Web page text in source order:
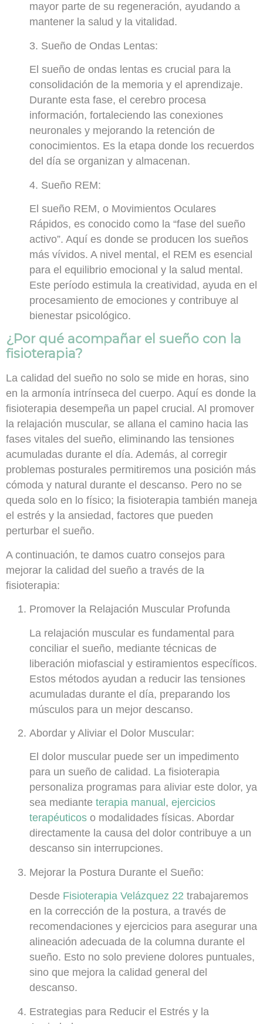
mayor parte de su regeneración, ayudando a
mantener la salud y la vitalidad.
3. Sueño de Ondas Lentas:
El sueño de ondas lentas es crucial para la
consolidación de la memoria y el aprendizaje.
Durante esta fase, el cerebro procesa
información, fortaleciendo las conexiones
neuronales y mejorando la retención de
conocimientos. Es la etapa donde los recuerdos
del día se organizan y almacenan.
4. Sueño REM:
El sueño REM, o Movimientos Oculares
Rápidos, es conocido como la “fase del sueño
activo”. Aquí es donde se producen los sueños
más vívidos. A nivel mental, el REM es esencial
para el equilibrio emocional y la salud mental.
Este período estimula la creatividad, ayuda en el
procesamiento de emociones y contribuye al
bienestar psicológico.
¿Por qué acompañar el sueño con la
fisioterapia?
La calidad del sueño no solo se mide en horas, sino
en la armonía intrínseca del cuerpo. Aquí es donde la
fisioterapia desempeña un papel crucial. Al promover
la relajación muscular, se allana el camino hacia las
fases vitales del sueño, eliminando las tensiones
acumuladas durante el día. Además, al corregir
problemas posturales permitiremos una posición más
cómoda y natural durante el descanso. Pero no se
queda solo en lo físico; la fisioterapia también maneja
el estrés y la ansiedad, factores que pueden
perturbar el sueño.
A continuación, te damos cuatro consejos para
mejorar la calidad del sueño a través de la
fisioterapia:
Promover la Relajación Muscular Profunda
La relajación muscular es fundamental para
conciliar el sueño, mediante técnicas de
liberación miofascial y estiramientos específicos.
Estos métodos ayudan a reducir las tensiones
acumuladas durante el día, preparando los
músculos para un mejor descanso.
Abordar y Aliviar el Dolor Muscular:
El dolor muscular puede ser un impedimento
para un sueño de calidad. La fisioterapia
personaliza programas para aliviar este dolor, ya
sea mediante terapia manual , ejercicios
terapéuticos o modalidades físicas. Abordar
directamente la causa del dolor contribuye a un
descanso sin interrupciones.
Mejorar la Postura Durante el Sueño:
Desde Fisioterapia Velázquez 22 trabajaremos
en la corrección de la postura, a través de
recomendaciones y ejercicios para asegurar una
alineación adecuada de la columna durante el
sueño. Esto no solo previene dolores puntuales,
sino que mejora la calidad general del
descanso.
Estrategias para Reducir el Estrés y la